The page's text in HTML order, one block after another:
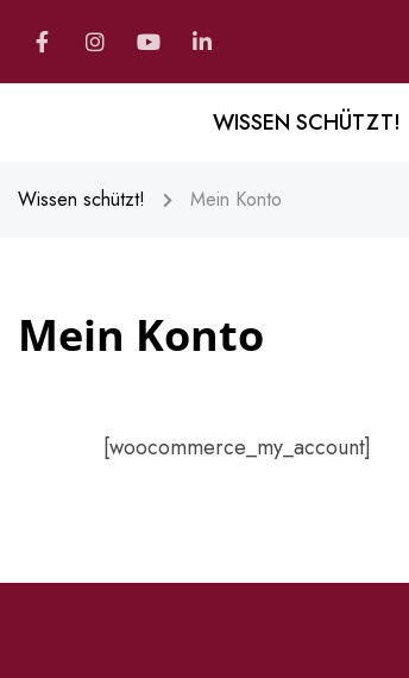
WISSEN SCHÜTZT!
Wissen schützt! Mein Konto
Mein Konto
[woocommerce_my_account]